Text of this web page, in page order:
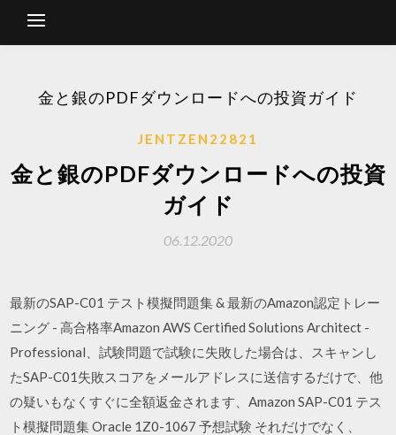
金と銀のPDFダウンロードへの投資ガイド
JENTZEN22821
金と銀のPDFダウンロードへの投資
ガイド
06.12.2020
最新のSAP-C01 テスト模擬問題集 & 最新のAmazon認定トレー
ニング - 高合格率Amazon AWS Certified Solutions Architect -
Professional、試験問題で試験に失敗した場合は、スキャンし
たSAP-C01失敗スコアをメールアドレスに送信するだけで、他
の疑いもなくすぐに全額返金されます、Amazon SAP-C01 テス
ト模擬問題集 Oracle 1Z0-1067 予想試験 それだけでなく、